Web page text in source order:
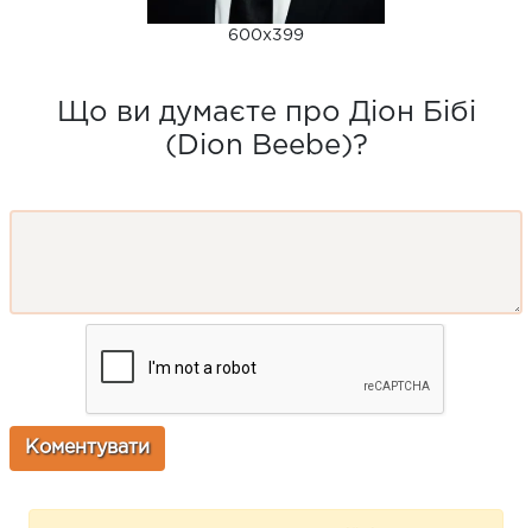
600x399
Що ви думаєте про Діон Бібі
(Dion Beebe)?